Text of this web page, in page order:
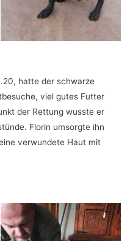
hatte der schwarze
viel gutes Futter
der Rettung wusste er
Florin umsorgte ihn
verwundete Haut mit